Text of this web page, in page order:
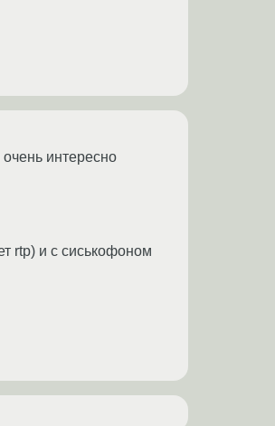
интересно
rtp) и с сиськофоном